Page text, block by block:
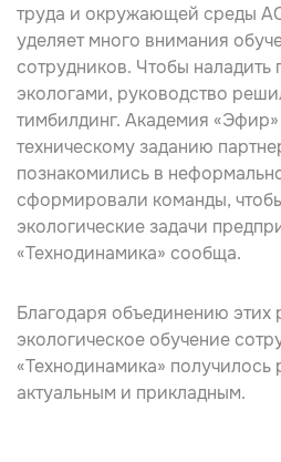
труда и окружающей среды
уделяет много внимания
сотрудников. Чтобы
экологами, руководство
тимбилдинг. Академия «Эфир»
техническому заданию
познакомились в
сформировали команды,
экологические задачи
«Технодинамика» сообща.
Благодаря объединению этих
экологическое обучение
«Технодинамика» получилось
актуальным и прикладным.